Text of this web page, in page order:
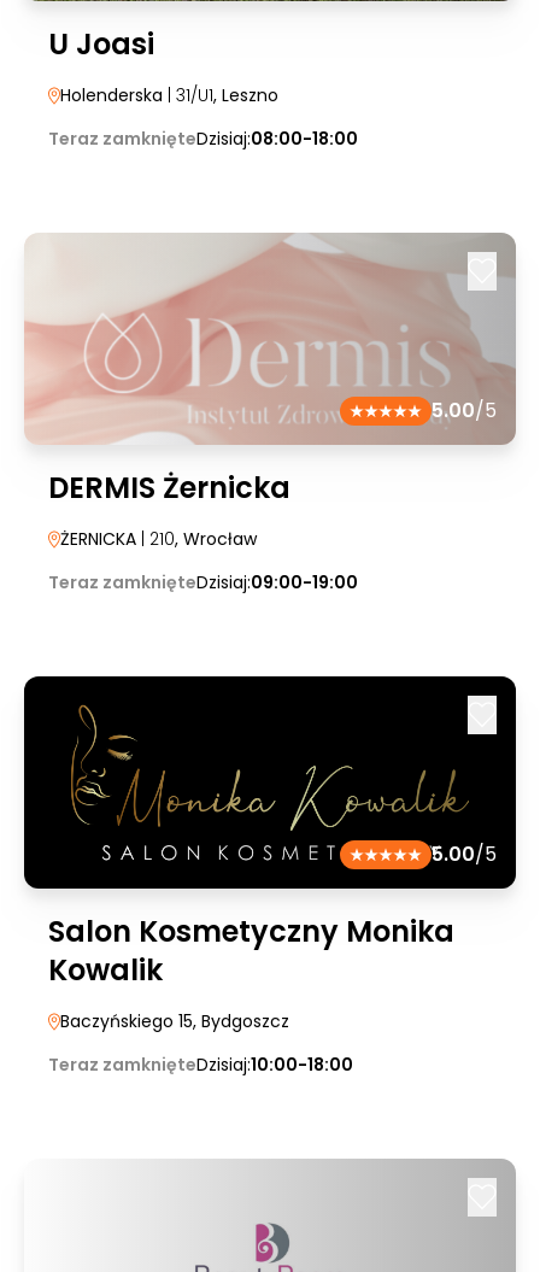
U Joasi
Holenderska | 31/U1, Leszno
Teraz zamknięteDzisiaj:08:00-18:00
5.00/5
DERMIS Żernicka
ŻERNICKA | 210, Wrocław
Teraz zamknięteDzisiaj:09:00-19:00
5.00/5
Salon Kosmetyczny Monika
Kowalik
Baczyńskiego 15, Bydgoszcz
Teraz zamknięteDzisiaj:10:00-18:00